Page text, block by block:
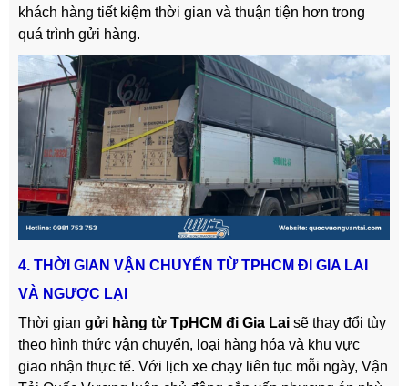
khách hàng tiết kiệm thời gian và thuận tiện hơn trong
quá trình gửi hàng.
4. THỜI GIAN VẬN CHUYỂN TỪ TPHCM ĐI GIA LAI
VÀ NGƯỢC LẠI
Thời gian gửi hàng từ TpHCM đi Gia Lai sẽ thay đổi tùy
theo hình thức vận chuyển, loại hàng hóa và khu vực
giao nhận thực tế. Với lịch xe chạy liên tục mỗi ngày, Vận